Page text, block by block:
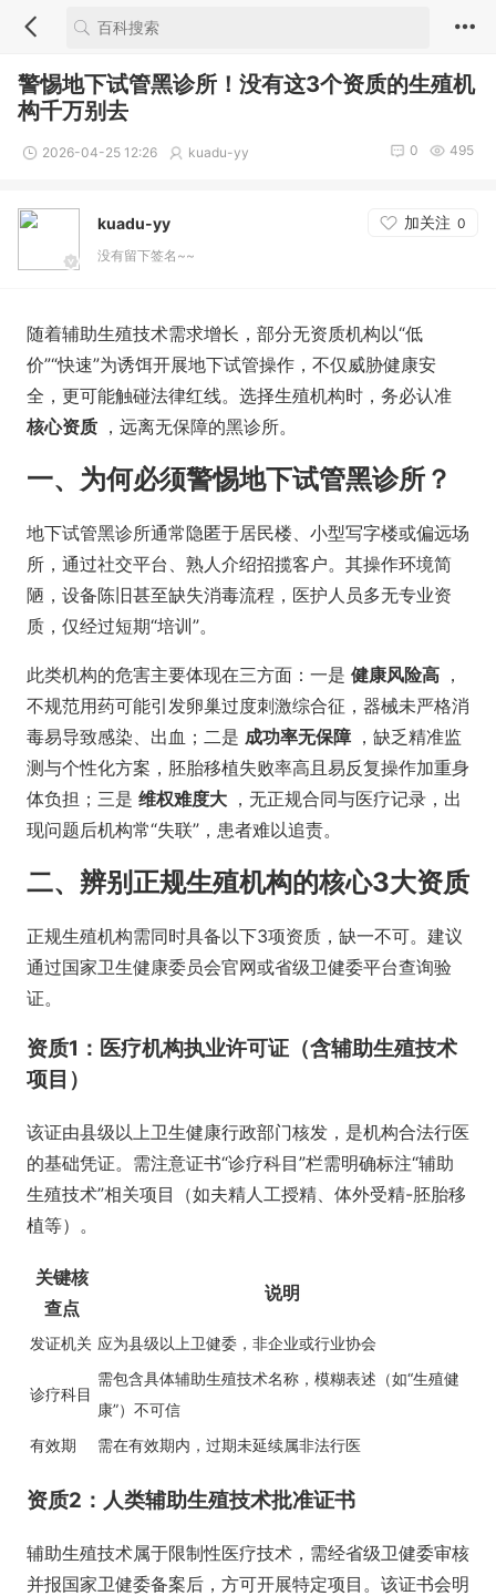
警惕地下试管黑诊所！没有这3个资质的生殖机
构千万别去
2026-04-25 12:26 kuadu-yy 495
0
kuadu-yy 加关注 0
没有留下签名~~
随着辅助生殖技术需求增长，部分无资质机构以“低
价”“快速”为诱饵开展地下试管操作，不仅威胁健康安
全，更可能触碰法律红线。选择生殖机构时，务必认准
核心资质 ，远离无保障的黑诊所。
一、为何必须警惕地下试管黑诊所？
地下试管黑诊所通常隐匿于居民楼、小型写字楼或偏远场
所，通过社交平台、熟人介绍招揽客户。其操作环境简
陋，设备陈旧甚至缺失消毒流程，医护人员多无专业资
质，仅经过短期“培训”。
此类机构的危害主要体现在三方面：一是 健康风险高 ，
不规范用药可能引发卵巢过度刺激综合征，器械未严格消
毒易导致感染、出血；二是 成功率无保障 ，缺乏精准监
测与个性化方案，胚胎移植失败率高且易反复操作加重身
体负担；三是 维权难度大 ，无正规合同与医疗记录，出
现问题后机构常“失联”，患者难以追责。
二、辨别正规生殖机构的核心3大资质
正规生殖机构需同时具备以下3项资质，缺一不可。建议
通过国家卫生健康委员会官网或省级卫健委平台查询验
证。
资质1：医疗机构执业许可证（含辅助生殖技术
项目）
该证由县级以上卫生健康行政部门核发，是机构合法行医
的基础凭证。需注意证书“诊疗科目”栏需明确标注“辅助
生殖技术”相关项目（如夫精人工授精、体外受精-胚胎移
植等）。
关键核
查点
说明
发证机关 应为县级以上卫健委，非企业或行业协会
诊疗科目
需包含具体辅助生殖技术名称，模糊表述（如“生殖健
康”）不可信
有效期
需在有效期内，过期未延续属非法行医
资质2：人类辅助生殖技术批准证书
辅助生殖技术属于限制性医疗技术，需经省级卫健委审核
并报国家卫健委备案后，方可开展特定项目。该证书会明